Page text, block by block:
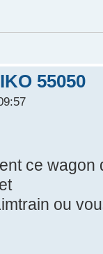
55050
ce wagon
ou